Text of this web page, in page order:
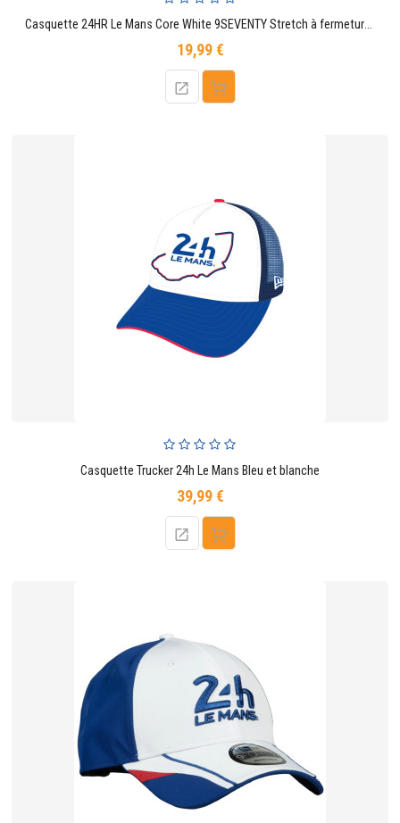
Casquette 24HR Le Mans Core White 9SEVENTY Stretch à fermeture réglable
19,99 €Prix
Casquette Trucker 24h Le Mans Bleu et blanche
39,99 €Prix